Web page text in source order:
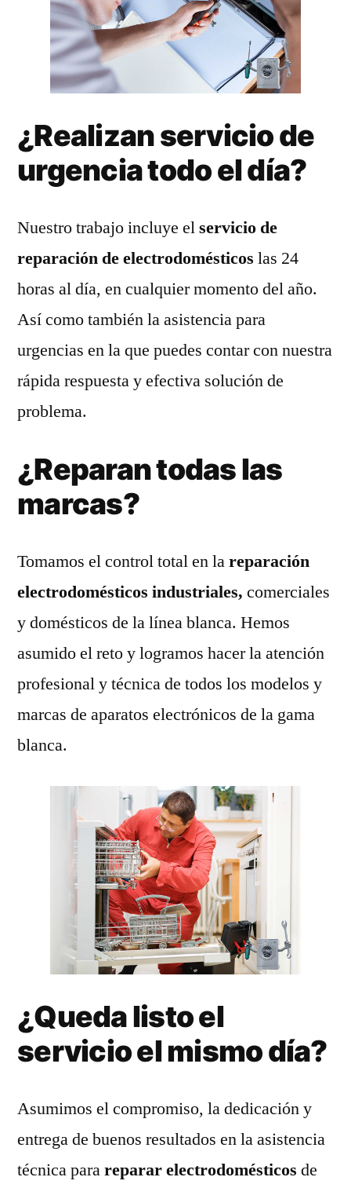
¿Realizan servicio de
urgencia todo el día?
Nuestro trabajo incluye elservicio de
reparación de electrodomésticos las 24
horas al día, en cualquier momento del año.
Así como también la asistencia para
urgencias en la que puedes contar con nuestra
rápida respuesta y efectiva solución de
problema.
¿Reparan todas las
marcas?
Tomamos el control total en lareparación
electrodomésticos industriales, comerciales
y domésticos de la línea blanca. Hemos
asumido el reto y logramos hacer la atención
profesional y técnica de todos los modelos y
marcas de aparatos electrónicos de la gama
blanca.
¿Queda listo el
servicio el mismo día?
Asumimos el compromiso, la dedicación y
entrega de buenos resultados en la asistencia
técnica parareparar electrodomésticos de